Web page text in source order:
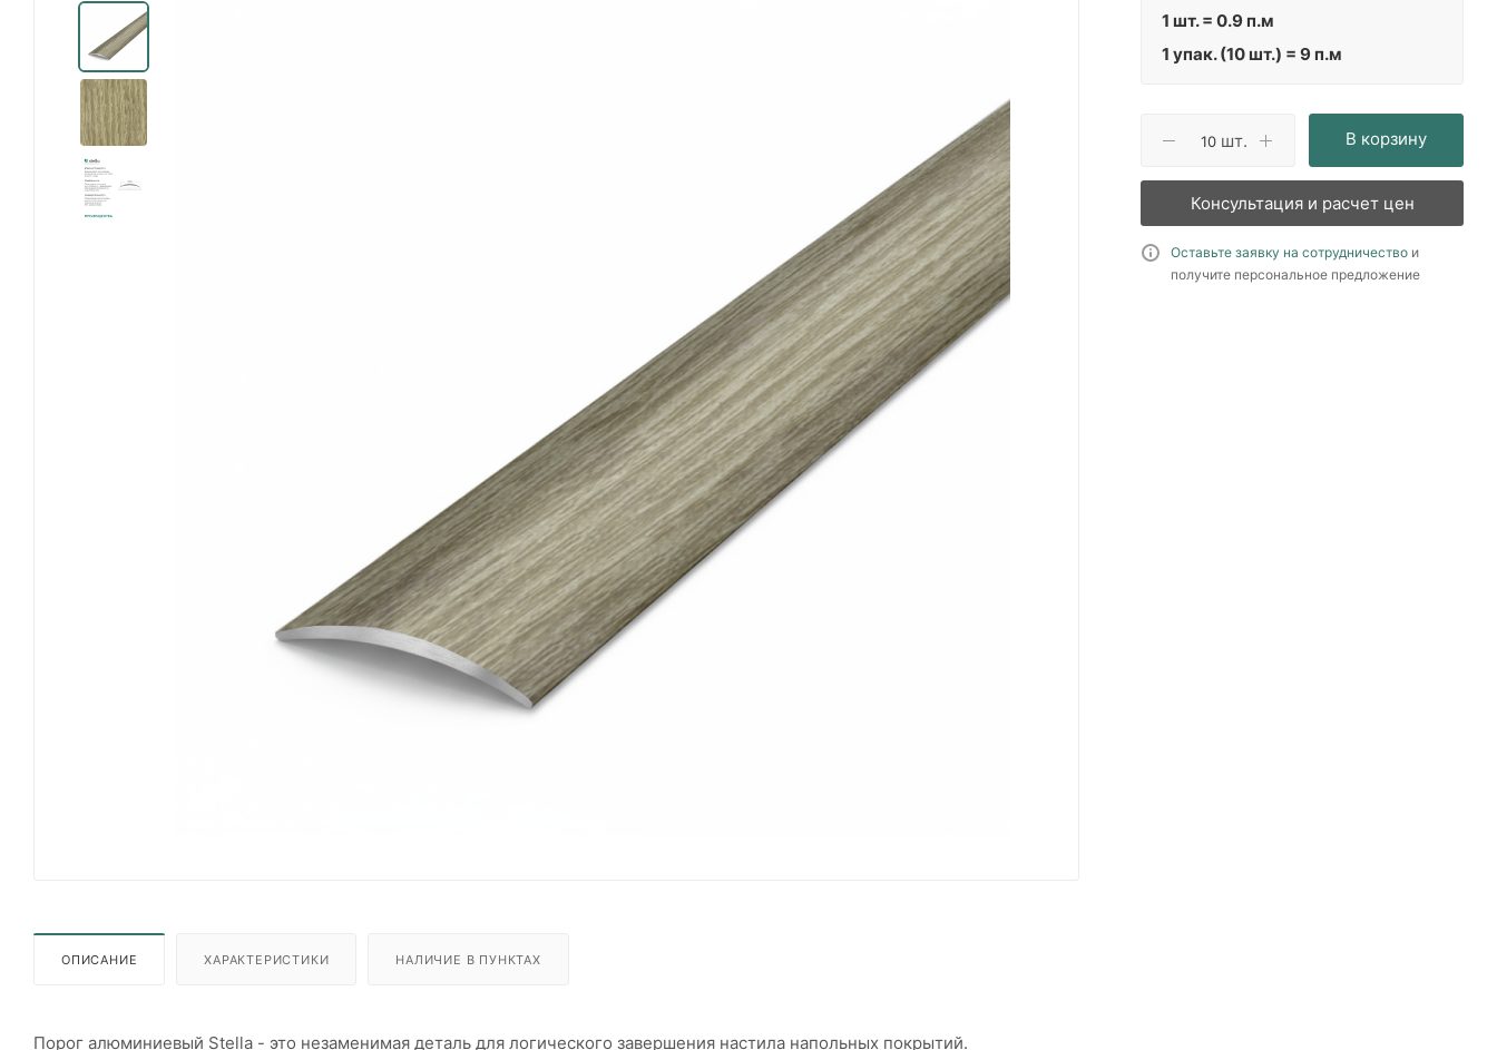
ОПИСАНИЕ ХАРАКТЕРИСТИКИ НАЛИЧИЕ В ПУНКТАХ
Порог алюминиевый Stella - это незаменимая деталь для логического завершения настила напольных покрытий.
1 шт. = 0.9 п.м
1 упак. (10 шт.) = 9 п.м
шт. В корзину
Консультация и расчет цен
Оставьте заявку на сотрудничество и
получите персональное предложение